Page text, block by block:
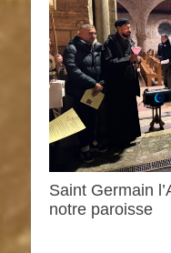
Saint Germain
notre paroisse